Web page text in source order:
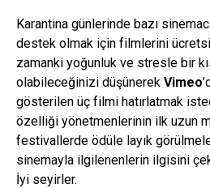
Karantina günlerinde bazı
destek olmak için filmlerini
zamanki yoğunluk ve stresle bir
olabileceğinizi düşünerek Vimeo
gösterilen üç filmi hatırlatmak
özelliği yönetmenlerinin ilk uzun
festivallerde ödüle layık
sinemayla ilgilenenlerin ilgisini
İyi seyirler.